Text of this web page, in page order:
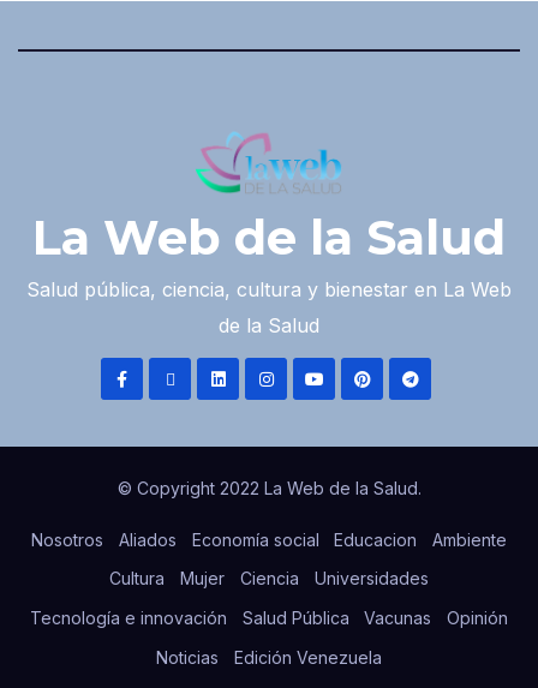
La Web de la Salud
Salud pública, ciencia, cultura y bienestar en La Web
de la Salud
© Copyright 2022 La Web de la Salud.
Nosotros Aliados Economía social Educacion
Ambiente
Cultura
Mujer Ciencia
Universidades
Tecnología e innovación
Salud Pública Vacunas
Opinión
Noticias
Edición Venezuela